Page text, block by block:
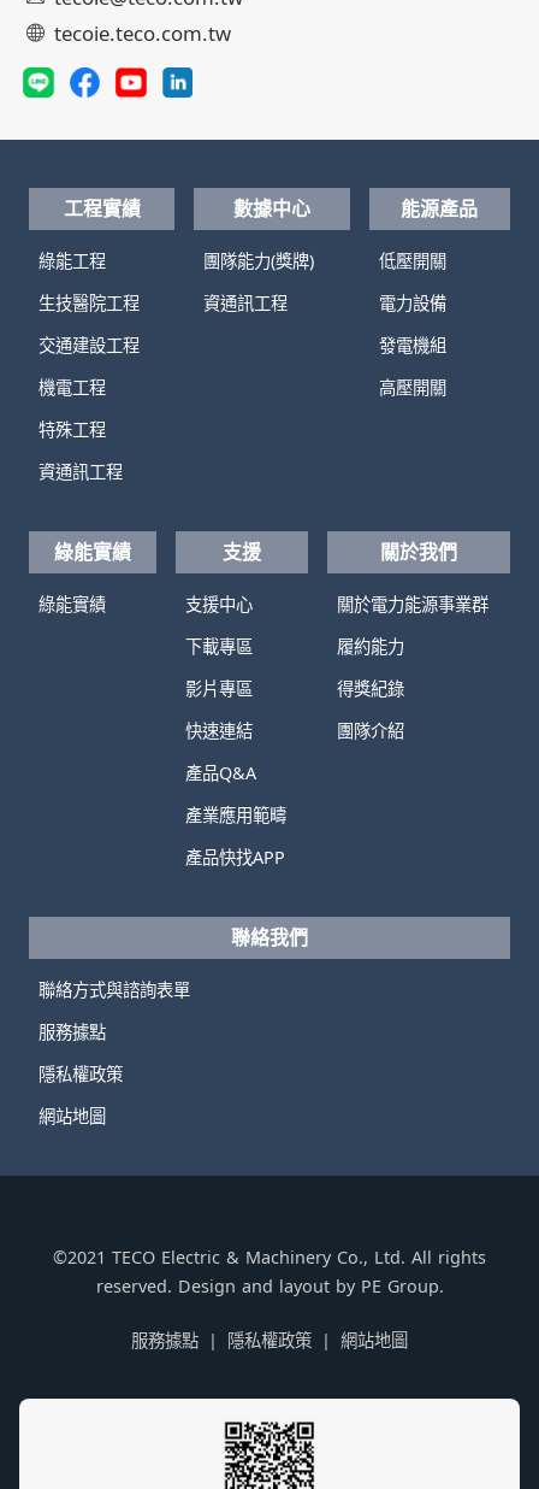
tecoie.teco.com.tw
工程實績
綠能工程
生技醫院工程
交通建設工程
機電工程
特殊工程
資通訊工程
數據中心
團隊能力(獎牌)
資通訊工程
能源產品
低壓開關
電力設備
發電機組
高壓開關
綠能實績
綠能實績
支援
支援中心
下載專區
影片專區
快速連結
產品Q&A
產業應用範疇
產品快找APP
關於我們
關於電力能源事業群
履約能力
得獎紀錄
團隊介紹
聯絡我們
聯絡方式與諮詢表單
服務據點
隱私權政策
網站地圖
©2021 TECO Electric & Machinery Co., Ltd. All rights
reserved. Design and layout by PE Group.
服務據點 隱私權政策 網站地圖